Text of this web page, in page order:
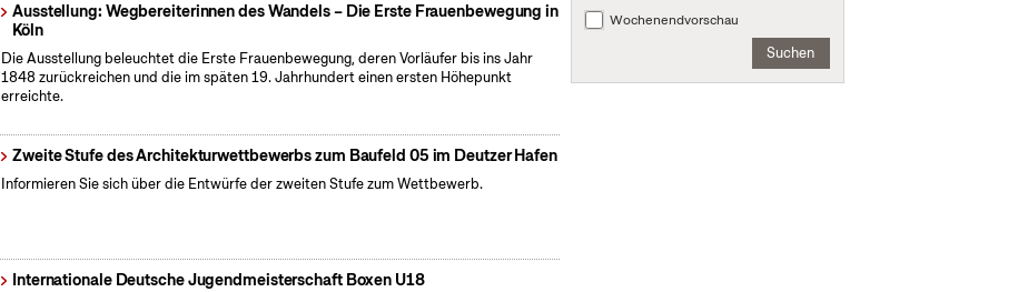
Ausstellung: Wegbereiterinnen des Wandels – Die Erste Frauenbewegung in
Köln
Die Ausstellung beleuchtet die Erste Frauenbewegung, deren Vorläufer bis ins Jahr
1848 zurückreichen und die im späten 19. Jahrhundert einen ersten Höhepunkt
erreichte.
Zweite Stufe des Architekturwettbewerbs zum Baufeld 05 im Deutzer Hafen
Informieren Sie sich über die Entwürfe der zweiten Stufe zum Wettbewerb.
Internationale Deutsche Jugendmeisterschaft Boxen U18
Wochenendvorschau
Suchen